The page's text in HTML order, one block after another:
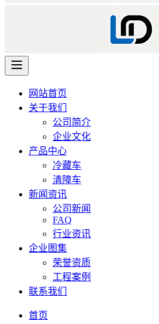
网站首页
关于我们
公司简介
企业文化
产品中心
冷藏车
清障车
新闻资讯
公司新闻
FAQ
行业资讯
企业图集
荣誉资质
工程案例
联系我们
首页